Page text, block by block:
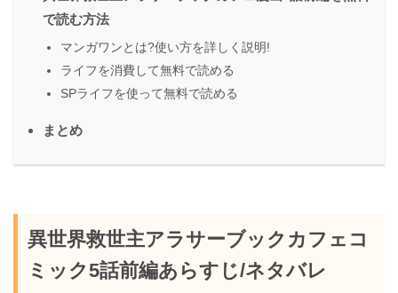
で読む方法
マンガワンとは?使い方を詳しく説明!
ライフを消費して無料で読める
SPライフを使って無料で読める
まとめ
異世界救世主アラサーブックカフェコ
ミック5話前編あらすじ/ネタバレ